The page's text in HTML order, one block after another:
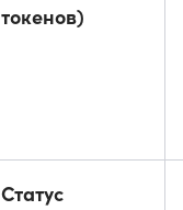
токенов)
Статус